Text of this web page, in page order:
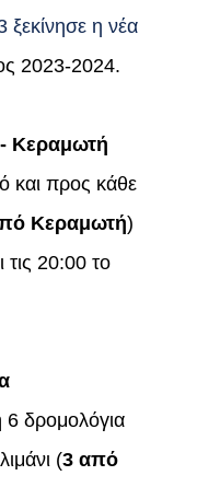
η νέα
2023-2024.
Κεραμωτή
και προς κάθε
Κεραμωτή)
τις 20:00 το
6 δρομολόγια
(3 από